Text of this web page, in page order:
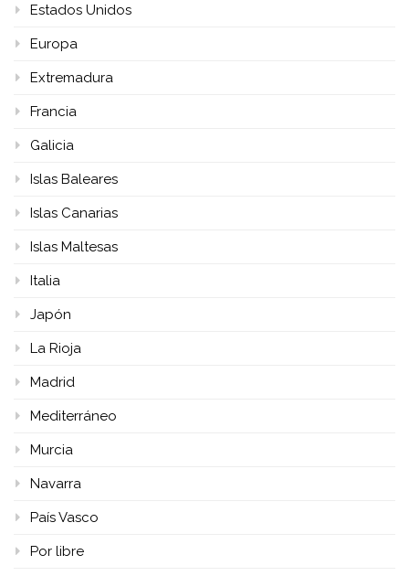
Estados Unidos
Europa
Extremadura
Francia
Galicia
Islas Baleares
Islas Canarias
Islas Maltesas
Italia
Japón
La Rioja
Madrid
Mediterráneo
Murcia
Navarra
País Vasco
Por libre